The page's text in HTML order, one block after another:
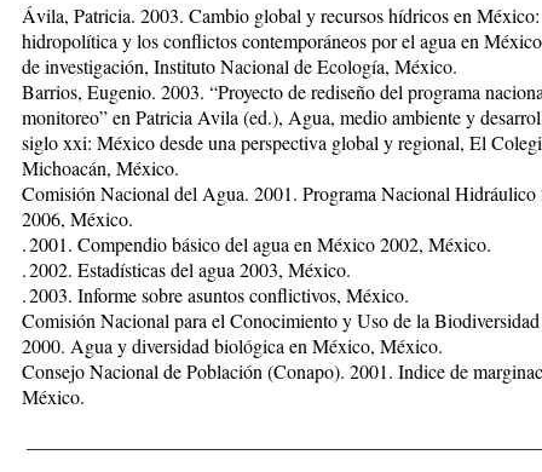
Ávila, Patricia. 2003. Cambio global y recursos hídricos en
hidropolítica y los conflictos contem­poráneos por el agua en
de investiga­ción, Instituto Nacional de Ecología, México.
Barrios, Eugenio. 2003. “Proyecto de rediseño del pro­grama
monitoreo” en Patricia Avila (ed.), Agua, medio ambiente y
siglo xxi: Mé­xico desde una perspectiva global y regional, El
Michoacán, México.
Comisión Nacional del Agua. 2001. Programa Nacional Hidráulico
2006, México.
. 2001. Compendio bá­sico del agua en México 2002, México.
. 2002. Estadísticas del agua 2003, México.
. 2003. Informe sobre asuntos conflictivos, México.
Comisión Nacional para el Conocimiento y Uso de la
2000. Agua y diversidad bio­lógica en México, México.
Consejo Nacional de Población (Conapo). 2001. Indice de
México.